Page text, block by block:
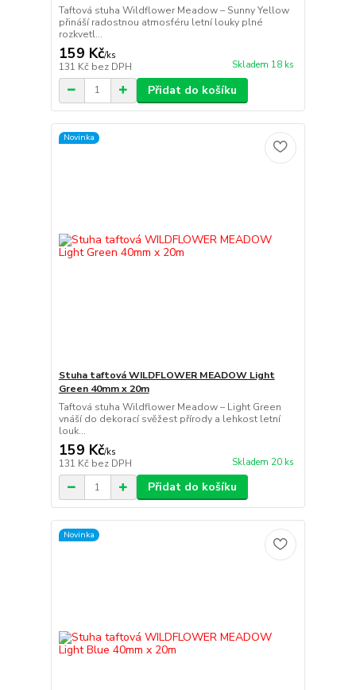
Taftová stuha Wildflower Meadow – Sunny Yellow
přináší radostnou atmosféru letní louky plné
rozkvetl...
159 Kč/ks
131 Kč bez DPH Skladem 18 ks
Přidat do košíku
Novinka
Stuha taftová WILDFLOWER MEADOW Light
Green 40mm x 20m
Taftová stuha Wildflower Meadow – Light Green
vnáší do dekorací svěžest přírody a lehkost letní
louk...
159 Kč/ks
131 Kč bez DPH Skladem 20 ks
Přidat do košíku
Novinka